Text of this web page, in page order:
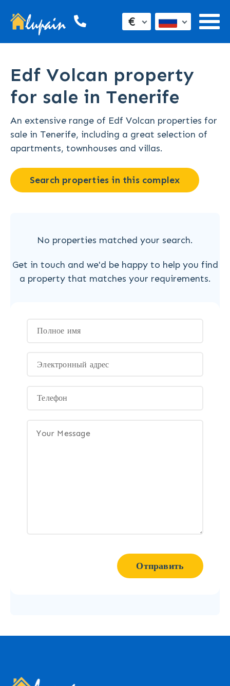
€
Edf Volcan property
for sale in Tenerife
An extensive range of Edf Volcan properties for
sale in Tenerife, including a great selection of
apartments, townhouses and villas.
Search properties in this complex
No properties matched your search.
Get in touch and we'd be happy to help you find
a property that matches your requirements.
Отправить